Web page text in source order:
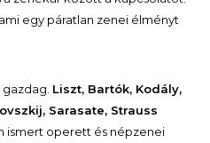
egy páratlan zenei élményt
Liszt, Bartók, Kodály,
Sarasate, Strauss
operett és népzenei